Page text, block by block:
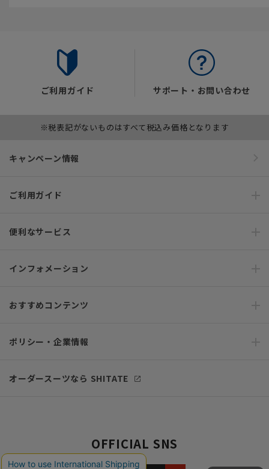
ご利用ガイド サポート・お問い合わせ
※税表記がないものはすべて税込み価格となります
キャンペーン情報
ご利用ガイド
便利なサービス
インフォメーション
おすすめコンテンツ
ポリシー・企業情報
オーダースーツなら SHITATE
OFFICIAL SNS